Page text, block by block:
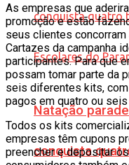
Natação
conquista
As empresas que
promoção e estão
seus clientes
Cartazes da campanha
participantes. Para que
possam tomar parte da
seis diferentes kits,
pagos em quatro ou
Todos os kits
empresas têm cupons
preencher e depositar